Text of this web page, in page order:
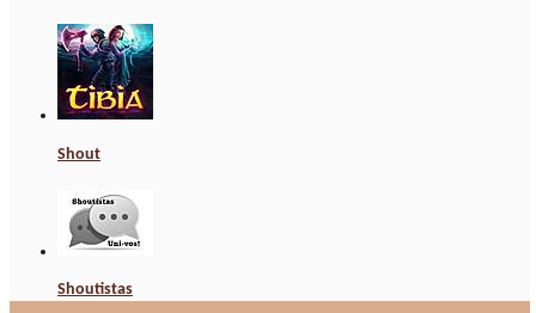
Shout
Shoutistas